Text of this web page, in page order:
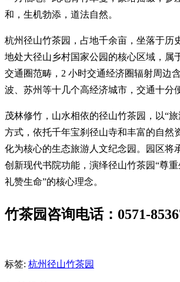
和，生机勃添，道法自然。
杭州径山竹茶园，占地千余亩，坐落于历
地处大径山乡村国家公园的核心区域，属
交通圈范畴，2 小时交通经济圈辐射周边
波、苏州等十几个高经济城市，交通十分
茂林修竹，山水相依的径山竹茶园，以“
方式，依托千年宝刹径山寺和丰富的自然
化为核心的生态旅游人文纪念园。园区将
创新现代书院功能，演绎径山竹茶园“尊重
礼赞生命”的核心理念。
竹茶园咨询电话：0571-
标签: 杭州径山竹茶园